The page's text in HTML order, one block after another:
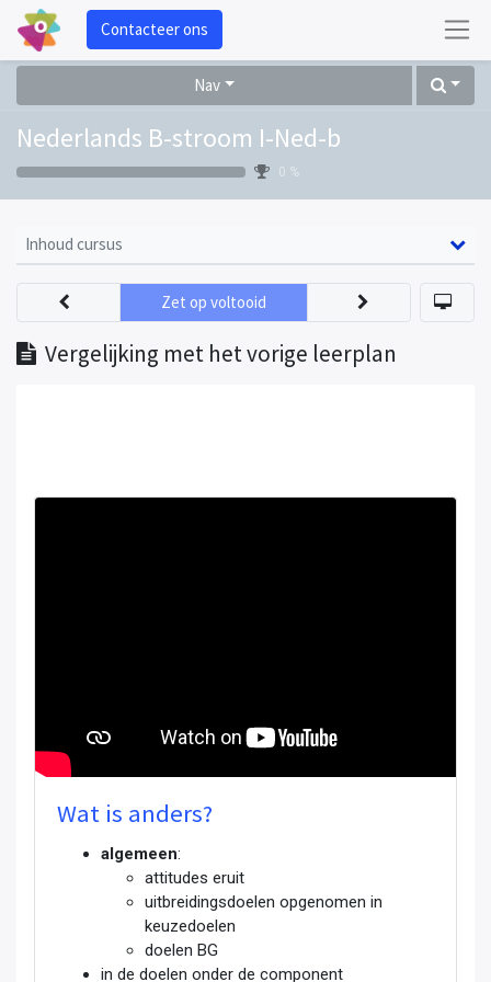
Contacteer ons
Nav
Nederlands B-stroom I-Ned-b
0 %
Inhoud cursus
Vergelijking met het vorige leerplan
Zet op voltooid
Wat is anders?
algemeen:
attitudes eruit
uitbreidingsdoelen opgenomen in
keuzedoelen
doelen BG
in de doelen onder de component